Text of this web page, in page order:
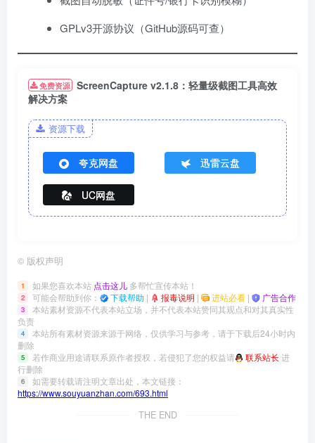
GPLv3开源协议（GitHub源码可查）
免费资源 ScreenCapture v2.1.8：轻量级截图工具高效
解决方案
资源下载
夸克网盘 迅雷云盘
UC网盘
© 版权声明
1 如果您喜欢本站 点击这儿 多帮忙宣传本站！
2 可能会帮助到你： 下载帮助 | 报毒说明 | 进站必看 | 广告合作
3
本站素材资源不代表本站立场，并不代表本站赞同其观点和对其真实性
负责
4
本站所有素材资源来源于网络，仅供学习与参考，请于下载后24小时内
删除
5 若作商业用途请联系原作者授权，若侵犯了您的权益请 联系站长 进
行删除
6
如需要转载请注明文章出处，本文链接：
https://www.souyuanzhan.com/693.html
THE END